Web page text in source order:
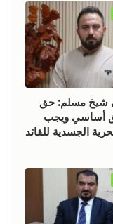
مسلم: حق
أساسي ويجب
الجسدية للقائد